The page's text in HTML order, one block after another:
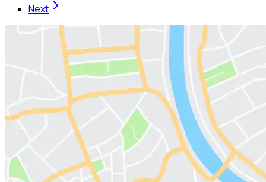
Next